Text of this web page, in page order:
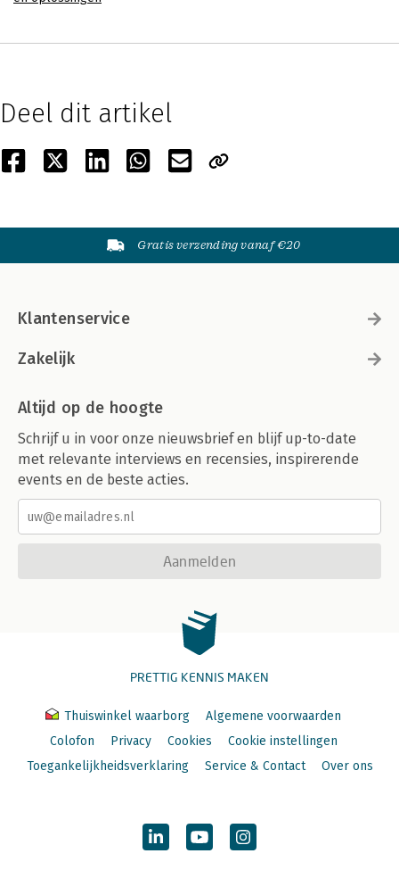
Deel dit artikel
Gratis verzending vanaf €20
Klantenservice
Zakelijk
Altijd op de hoogte
Schrijf u in voor onze nieuwsbrief en blijf up-to-date
met relevante interviews en recensies, inspirerende
events en de beste acties.
Aanmelden
PRETTIG KENNIS MAKEN
Thuiswinkel waarborg
Algemene voorwaarden
Colofon
Privacy Cookies
Cookie instellingen
Toegankelijkheidsverklaring
Service & Contact Over ons